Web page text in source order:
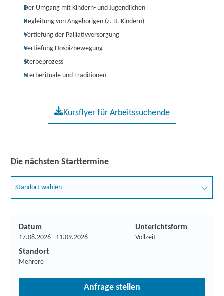
Der Umgang mit Kindern- und Jugendlichen
Begleitung von Angehörigen (z. B. Kindern)
Vertiefung der Palliativversorgung
Vertiefung Hospizbewegung
Sterbeprozess
Sterberituale und Traditionen
Kursflyer für Arbeitssuchende
Die nächsten Starttermine
Standort wählen
Datum
17.08.2026 - 11.09.2026
Unterichtsform
Vollzeit
Standort
Mehrere
Anfrage stellen